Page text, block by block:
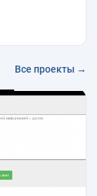
Все проекты →